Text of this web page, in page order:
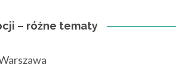
– różne tematy